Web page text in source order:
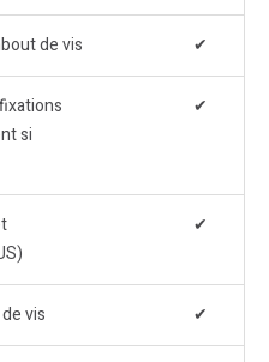
de vis ✔
si
✔
✔
vis ✔